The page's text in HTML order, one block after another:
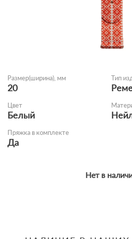
Размер(ширина), мм
20
Тип
Цвет
Белый
Пряжка в комплекте
Да
Нет в